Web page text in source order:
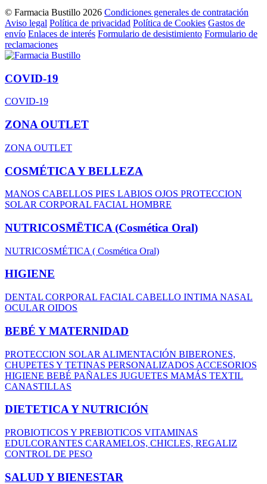
© Farmacia Bustillo 2026 Condiciones generales de contratación
Aviso legal Política de privacidad Política de Cookies Gastos de
envío Enlaces de interés Formulario de desistimiento Formulario de
reclamaciones
COVID-19
COVID-19
ZONA OUTLET
ZONA OUTLET
COSMÉTICA Y BELLEZA
MANOS CABELLOS PIES LABIOS OJOS PROTECCION
SOLAR CORPORAL FACIAL HOMBRE
NUTRICOSMËTICA (Cosmética Oral)
NUTRICOSMÉTICA ( Cosmética Oral)
HIGIENE
DENTAL CORPORAL FACIAL CABELLO INTIMA NASAL
OCULAR OIDOS
BEBÉ Y MATERNIDAD
PROTECCION SOLAR ALIMENTACIÓN BIBERONES,
CHUPETES Y TETINAS PERSONALIZADOS ACCESORIOS
HIGIENE BEBÉ PAÑALES JUGUETES MAMÁS TEXTIL
CANASTILLAS
DIETETICA Y NUTRICIÓN
PROBIOTICOS Y PREBIOTICOS VITAMINAS
EDULCORANTES CARAMELOS, CHICLES, REGALIZ
CONTROL DE PESO
SALUD Y BIENESTAR